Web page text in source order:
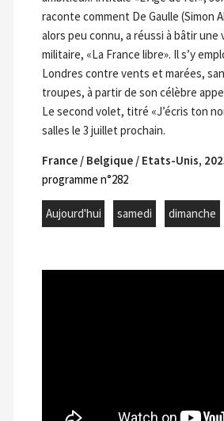
raconte comment De Gaulle (Simon
alors peu connu, a réussi à bâtir
militaire, «La France libre». Il s’y
Londres contre vents et marées,
troupes, à partir de son célèbre
Le second volet, titré «J’écris ton
salles le 3 juillet prochain.
France / Belgique / Etats-Unis,
programme n°282
Aujourd'hui samedi dimanche